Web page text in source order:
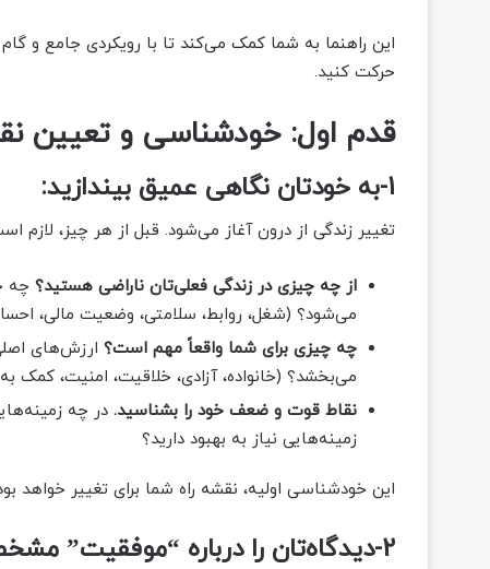
این راهنما به شما کمک می‌کند تا با رویکردی جامع و
حرکت کنید.
قدم اول: خودشناسی و تعیین
1-به خودتان نگاهی عمیق بیندازید:
تغییر زندگی از درون آغاز می‌شود. قبل از هر چیز،
از چه چیزی در زندگی فعلی‌تان ناراضی هستید؟ چه
می‌شود؟ (شغل، روابط، سلامتی، وضعیت مالی،
چه چیزی برای شما واقعاً مهم است؟ ارزش‌های
می‌بخشد؟ (خانواده، آزادی، خلاقیت، امنیت، کمک
نقاط قوت و ضعف خود را بشناسید. در چه
زمینه‌هایی نیاز به بهبود دارید؟
این خودشناسی اولیه، نقشه راه شما برای تغییر خواهد
2-دیدگاه‌تان را درباره “موفقیت” مشخص کنید: